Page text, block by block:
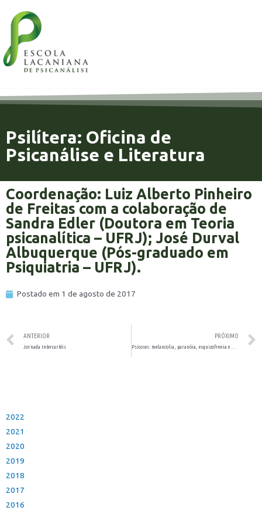
Psilítera: Oficina de
Psicanálise e Literatura
Coordenação: Luiz Alberto Pinheiro
de Freitas com a colaboração de
Sandra Edler (Doutora em Teoria
psicanalítica – UFRJ); José Durval
Albuquerque (Pós-graduado em
Psiquiatria – UFRJ).
Postado em 1 de agosto de 2017
ANTERIOR
Jornada Intercartéis
PRÓXIMO
2022
2021
2020
2019
2018
2017
2016